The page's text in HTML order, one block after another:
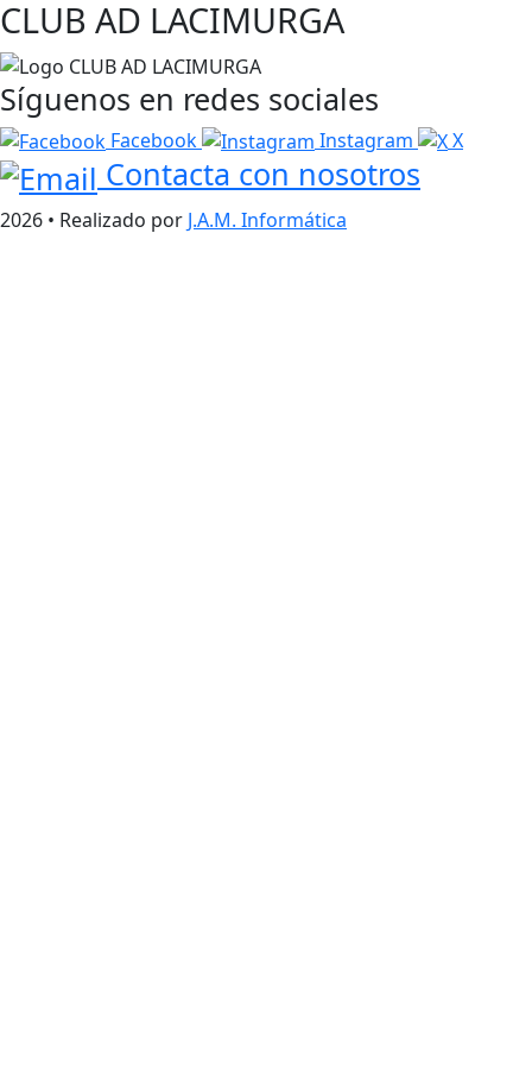
CLUB AD LACIMURGA
Síguenos en redes sociales
Facebook Instagram X
Contacta con nosotros
2026 • Realizado por J.A.M. Informática